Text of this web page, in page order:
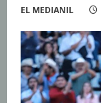
EL MEDIANIL